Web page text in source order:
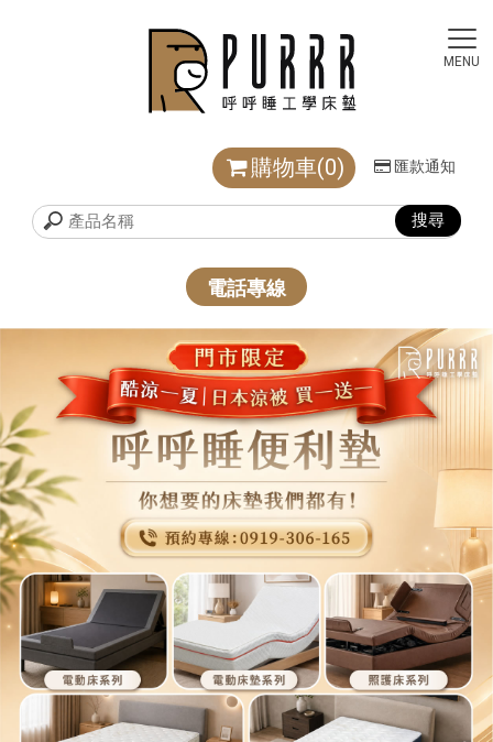
購物車(0) 匯款通知
電話專線